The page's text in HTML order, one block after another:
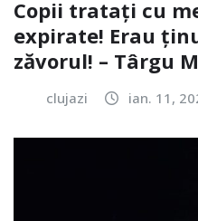
Copii tratați cu
expirate! Erau
zăvorul! – Târgu
clujazi ian. 11,